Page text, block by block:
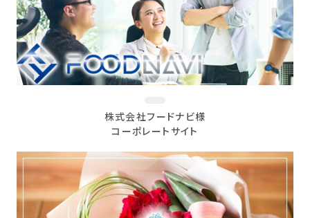
株式会社フードナビ様
コーポレートサイト